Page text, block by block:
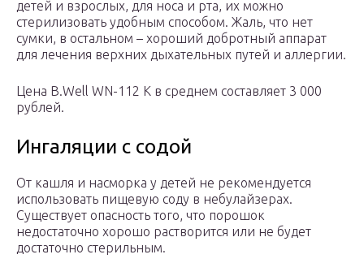
детей и взрослых, для носа и рта, их можно
стерилизовать удобным способом. Жаль, что нет
сумки, в остальном – хороший добротный аппарат
для лечения верхних дыхательных путей и аллергии.
Цена B.Well WN-112 K в среднем составляет 3 000
рублей.
Ингаляции с содой
От кашля и насморка у детей не рекомендуется
использовать пищевую соду в небулайзерах.
Существует опасность того, что порошок
недостаточно хорошо растворится или не будет
достаточно стерильным.